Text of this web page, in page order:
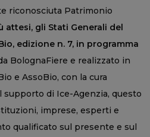
riconosciuta Patrimonio
attesi, gli Stati Generali del
edizione n. 7, in programma
BolognaFiere e realizzato in
e AssoBio, con la cura
di Ice-Agenzia, questo
imprese, esperti e
qualificato sul presente e sul